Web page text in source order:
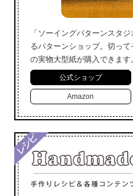
「ソーイングパターンスタ
るパターンショップ。切っ
の実物大型紙が購入できます
公式ショップ
Amazon